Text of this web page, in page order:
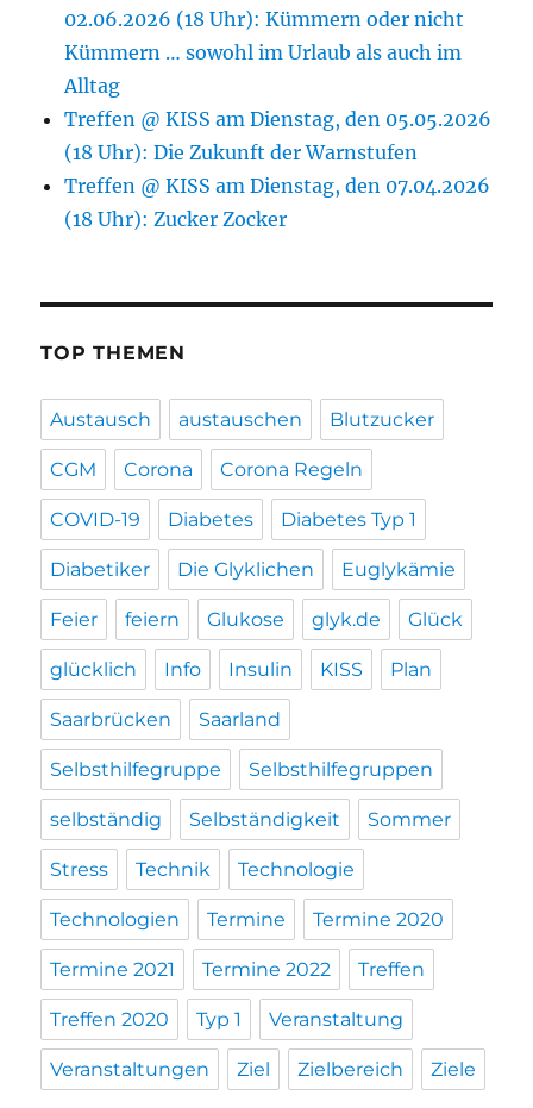
02.06.2026 (18 Uhr): Kümmern oder nicht
Kümmern … sowohl im Urlaub als auch im
Alltag
Treffen @ KISS am Dienstag, den 05.05.2026
(18 Uhr): Die Zukunft der Warnstufen
Treffen @ KISS am Dienstag, den 07.04.2026
(18 Uhr): Zucker Zocker
TOP THEMEN
Austausch austauschen Blutzucker
CGM Corona Corona Regeln
COVID-19 Diabetes Diabetes Typ 1
Diabetiker Die Glyklichen Euglykämie
Feier feiern Glukose glyk.de Glück
glücklich Info Insulin KISS Plan
Saarbrücken Saarland
Selbsthilfegruppe Selbsthilfegruppen
selbständig Selbständigkeit Sommer
Stress Technik Technologie
Technologien Termine Termine 2020
Termine 2021 Termine 2022 Treffen
Treffen 2020 Typ 1 Veranstaltung
Veranstaltungen Ziel Zielbereich Ziele